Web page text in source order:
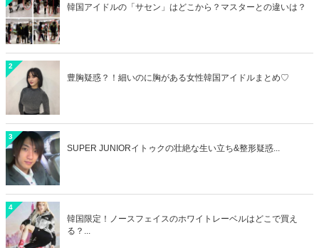
韓国アイドルの「サセン」はどこから？マスターとの違いは？
2
豊胸疑惑？！細いのに胸がある女性韓国アイドルまとめ♡
3
SUPER JUNIORイトゥクの壮絶な生い立ち&整形疑惑...
4
韓国限定！ノースフェイスのホワイトレーベルはどこで買え
る？...